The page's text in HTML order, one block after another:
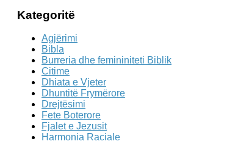
Kategoritë
Agjërimi
Bibla
Burreria dhe femininiteti Biblik
Citime
Dhiata e Vjeter
Dhuntitë Frymërore
Drejtësimi
Fete Boterore
Fjalet e Jezusit
Harmonia Raciale